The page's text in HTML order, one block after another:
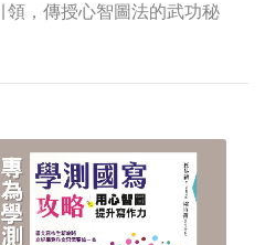
領，傳授心智圖法的武功秘